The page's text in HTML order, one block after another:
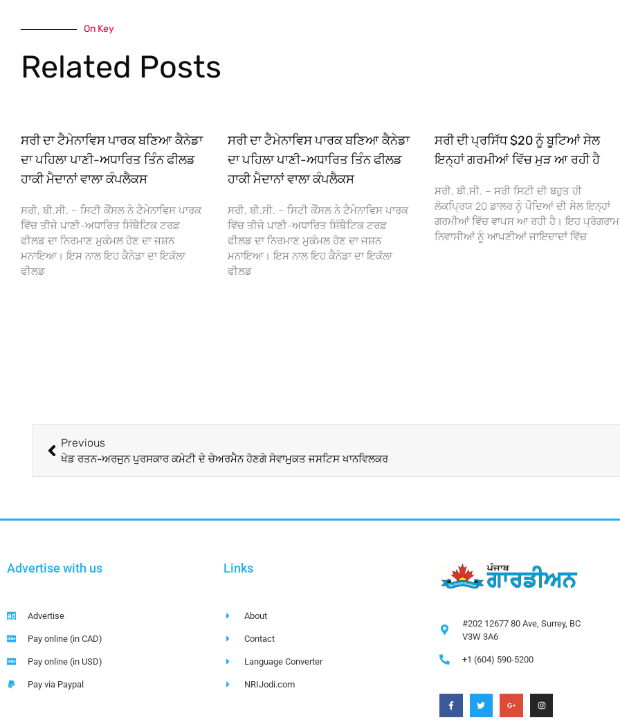
On Key
Related Posts
ਸਰੀ ਦਾ ਟੈਮੇਨਾਵਿਸ ਪਾਰਕ ਬਣਿਆ ਕੈਨੇਡਾ
ਦਾ ਪਹਿਲਾ ਪਾਣੀ-ਅਧਾਰਿਤ ਤਿੰਨ ਫੀਲਡ
ਹਾਕੀ ਮੈਦਾਨਾਂ ਵਾਲਾ ਕੰਪਲੈਕਸ
ਸਰੀ, ਬੀ.ਸੀ. – ਸਿਟੀ ਕੌਂਸਲ ਨੇ ਟੈਮੇਨਾਵਿਸ ਪਾਰਕ
ਵਿੱਚ ਤੀਜੇ ਪਾਣੀ-ਅਧਾਰਿਤ ਸਿੰਥੈਟਿਕ ਟਰਫ਼
ਫੀਲਡ ਦਾ ਨਿਰਮਾਣ ਮੁਕੰਮਲ ਹੋਣ ਦਾ ਜਸ਼ਨ
ਮਨਾਇਆ। ਇਸ ਨਾਲ ਇਹ ਕੈਨੇਡਾ ਦਾ ਇਕੱਲਾ
ਫੀਲਡ
ਸਰੀ ਦਾ ਟੈਮੇਨਾਵਿਸ ਪਾਰਕ ਬਣਿਆ ਕੈਨੇਡਾ
ਦਾ ਪਹਿਲਾ ਪਾਣੀ-ਅਧਾਰਿਤ ਤਿੰਨ ਫੀਲਡ
ਹਾਕੀ ਮੈਦਾਨਾਂ ਵਾਲਾ ਕੰਪਲੈਕਸ
ਸਰੀ, ਬੀ.ਸੀ. – ਸਿਟੀ ਕੌਂਸਲ ਨੇ ਟੈਮੇਨਾਵਿਸ ਪਾਰਕ
ਵਿੱਚ ਤੀਜੇ ਪਾਣੀ-ਅਧਾਰਿਤ ਸਿੰਥੈਟਿਕ ਟਰਫ਼
ਫੀਲਡ ਦਾ ਨਿਰਮਾਣ ਮੁਕੰਮਲ ਹੋਣ ਦਾ ਜਸ਼ਨ
ਮਨਾਇਆ। ਇਸ ਨਾਲ ਇਹ ਕੈਨੇਡਾ ਦਾ ਇਕੱਲਾ
ਫੀਲਡ
ਸਰੀ ਦੀ ਪ੍ਰਸਿੱਧ $20 ਨੂੰ ਬੂਟਿਆਂ ਸੇਲ
ਇਨ੍ਹਾਂ ਗਰਮੀਆਂ ਵਿੱਚ ਮੁੜ ਆ ਰਹੀ ਹੈ
ਸਰੀ, ਬੀ.ਸੀ. – ਸਰੀ ਸਿਟੀ ਦੀ ਬਹੁਤ ਹੀ
ਲੋਕਪ੍ਰਿਯ 20 ਡਾਲਰ ਨੂੰ ਪੌਦਿਆਂ ਦੀ ਸੇਲ ਇਨ੍ਹਾਂ
ਗਰਮੀਆਂ ਵਿੱਚ ਵਾਪਸ ਆ ਰਹੀ ਹੈ। ਇਹ ਪ੍ਰੋਗਰਾਮ
ਨਿਵਾਸੀਆਂ ਨੂੰ ਆਪਣੀਆਂ ਜਾਇਦਾਦਾਂ ਵਿੱਚ
Previous
ਖੇਡ ਰਤਨ-ਅਰਜੁਨ ਪੁਰਸਕਾਰ ਕਮੇਟੀ ਦੇ ਚੇਅਰਮੈਨ ਹੋਣਗੇ ਸੇਵਾਮੁਕਤ ਜਸਟਿਸ ਖਾਨਵਿਲਕਰ
Advertise with us
Advertise
Pay online (in CAD)
Pay online (in USD)
Pay via Paypal
Links
About
Contact
Language Converter
NRIJodi.com
#202 12677 80 Ave, Surrey, BC
V3W 3A6
+1 (604) 590-5200